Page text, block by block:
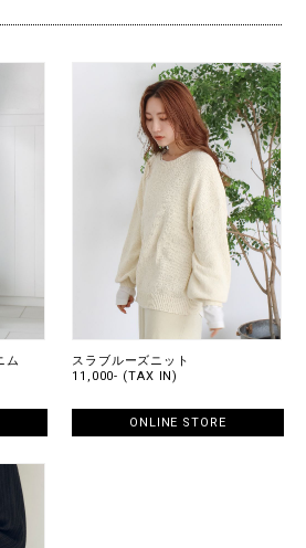
ム
スラブルーズニット
11,000- (TAX IN)
ONLINE STORE